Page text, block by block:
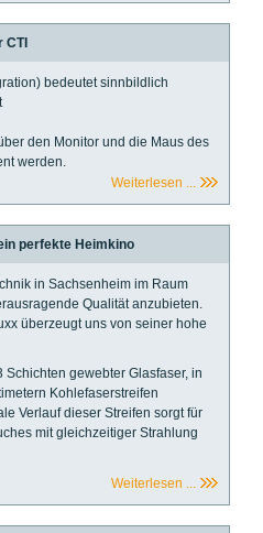
CTI
bedeutet sinnbildlich
den Monitor und die Maus des
werden.
Weiterlesen ...
perfekte Heimkino
in Sachsenheim im Raum
Qualität anzubieten.
überzeugt uns von seiner hohe
gewebter Glasfaser, in
Kohlefaserstreifen
Verlauf dieser Streifen sorgt für
mit gleichzeitiger Strahlung
Weiterlesen ...